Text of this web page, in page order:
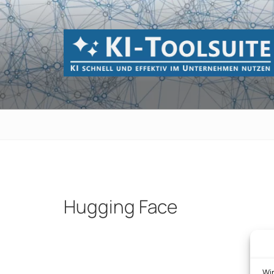
Zum
Inhalt
springen
KI-
KI schnell und effektiv im Unternehmen
Hugging Face